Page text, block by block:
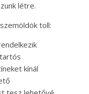
létre.
toll:
kínál